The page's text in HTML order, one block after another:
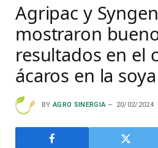
Agripac y
mostraron
resultados en el
ácaros en la soya
BY AGRO SINERGIA 20/02/2024